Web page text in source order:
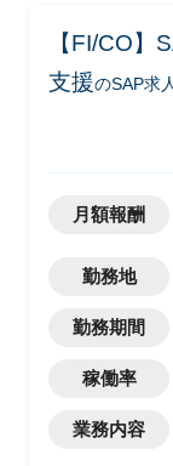
【FI/CO】
支援のSAP求
月額報酬
勤務地
勤務期間
稼働率
業務内容